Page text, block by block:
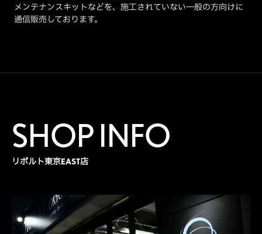
メンテナンスキットなどを、施工されていない一般の方向けに
通信販売しております。
SHOP INFO
リボルト東京EAST店